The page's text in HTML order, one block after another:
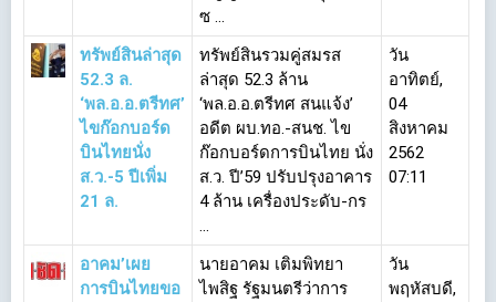
ซ ...
ทรัพย์สินล่าสุด
52.3 ล.
‘พล.อ.อ.ตรีทศ’
ไขก๊อกบอร์ด
บินไทยนั่ง
ส.ว.-5 ปีเพิ่ม
21 ล.
ทรัพย์สินรวมคู่สมรส
ล่าสุด 52.3 ล้าน
‘พล.อ.อ.ตรีทศ สนแจ้ง’
อดีต ผบ.ทอ.-สนช. ไข
ก๊อกบอร์ดการบินไทย นั่ง
ส.ว. ปี’59 ปรับปรุงอาคาร
4 ล้าน เครื่องประดับ-กร
...
วัน
อาทิตย์,
04
สิงหาคม
2562
07:11
อาคม’เผย
การบินไทยขอ
นายอาคม เติมพิทยา
ไพสิฐ รัฐมนตรีว่าการ
วัน
พฤหัสบดี,